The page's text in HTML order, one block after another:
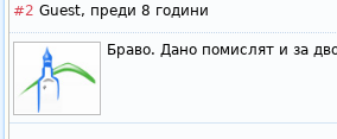
#2 Guest, преди 8 години
Браво. Дано помислят и за